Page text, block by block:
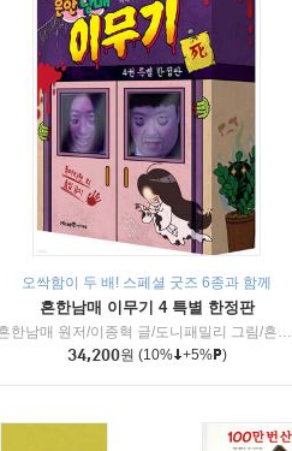
오싹함이 두 배! 스페셜 굿즈 6종과 함께
흔한남매 이무기 4 특별 한정판
흔한남매 원저/이종혁 글/도니패밀리 그림/흔한컴퍼니 감수
34,200원 (10% +5% )